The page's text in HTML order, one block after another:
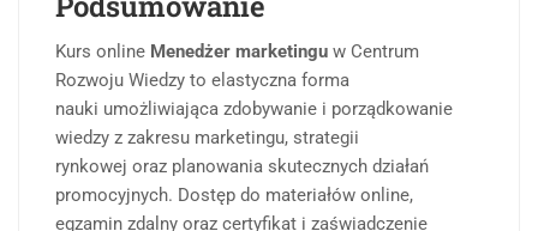
Kurs online Menedżer marketingu w Centrum
Rozwoju Wiedzy to elastyczna forma
nauki umożliwiająca zdobywanie i porządkowanie
wiedzy z zakresu marketingu, strategii
rynkowej oraz planowania skutecznych działań
promocyjnych. Dostęp do materiałów online,
egzamin zdalny oraz certyfikat i zaświadczenie